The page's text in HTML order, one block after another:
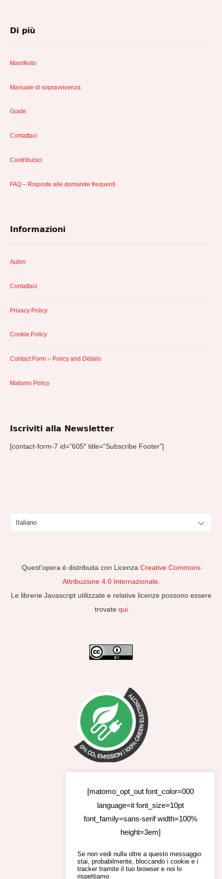
Di più
Manifesto
Manuale di sopravvivenza
Guide
Contattaci
Contribuisci
FAQ – Risposte alle domande frequenti
Informazioni
Autori
Contattaci
Privacy Policy
Cookie Policy
Contact Form – Policy and Details
Matomo Policy
Iscriviti alla Newsletter
[contact-form-7 id=”605″ title=”Subscribe Footer”]
Scegli
una
Quest'opera è distribuita con Licenza Creative Commons
Attribuzione 4.0 Internazionale.
Le librerie Javascript utilizzate e relative licenze possono essere
trovate qui
[matomo_opt_out font_color=000
language=it font_size=10pt
font_family=sans-serif width=100%
height=3em]
Se non vedi nulla oltre a questo messaggio
stai, probabilmente, bloccando i cookie e i
tracker tramite il tuo browser e noi lo
rispettiamo.